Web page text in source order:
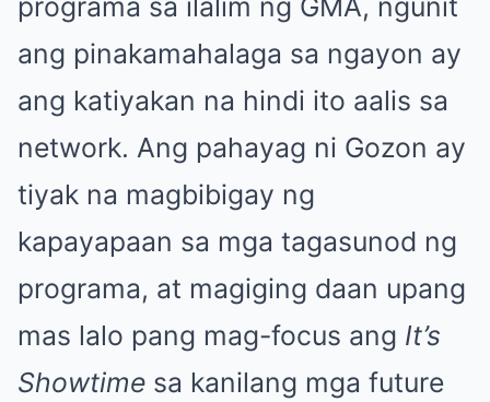
programa sa ilalim ng GMA, ngunit
ang pinakamahalaga sa ngayon ay
ang katiyakan na hindi ito aalis sa
network. Ang pahayag ni Gozon ay
tiyak na magbibigay ng
kapayapaan sa mga tagasunod ng
programa, at magiging daan upang
mas lalo pang mag-focus ang It’s
Showtime sa kanilang mga future